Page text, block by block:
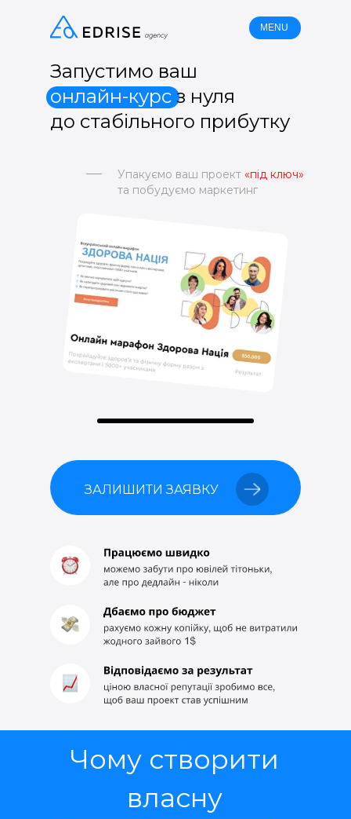
MENU
Запустимо ваш
онлайн-курсз нуля
до стабільного прибутку
Упакуємо ваш проект «під ключ»
та побудуємо маркетинг
ЗАЛИШИТИ ЗАЯВКУ
Чому створити
власну